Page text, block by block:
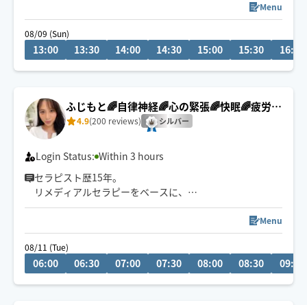
★施術中や移動中等は予約の確認を時間内にできない場
合がございます
【移動範囲】
大津市(近江神宮〜瀬田・南郷)
草津市
京都市(北/北大路、西/西大路、南/十条)多少融通ききます
Menu
08/09 (Sun)
13:00 13:30 14:00 14:30 15:00 15:30 16:00
ふじもと🌈自律神経🌈心の緊張🌈快眠🌈疲労回
復4.9(200 reviews) シルバー
Login Status: Within 3 hours
セラピスト歴15年。
リメディアルセラピーをベースに、
身体の深部からゆるめながら
やさしくしっかり効く💪
ただ疲れを取るだけじゃなく、
「力を抜く感覚」を思い出す時間を。
Menu
08/11 (Tue)
06:00 06:30 07:00 07:30 08:00 08:30 09:00